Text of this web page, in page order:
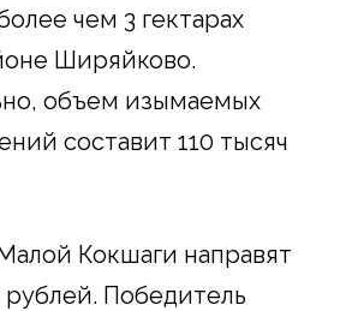
чем 3 гектарах
Ширяйково.
объем изымаемых
составит 110 тысяч
Кокшаги направят
Победитель